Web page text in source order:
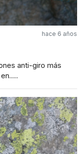
hace 6 años
anti-giro más